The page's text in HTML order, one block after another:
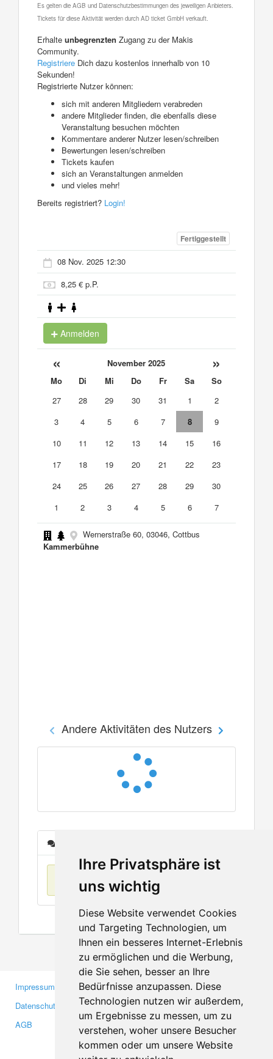
Ihre Privatsphäre ist
uns wichtig
Diese Website verwendet Cookies
und Targeting Technologien, um
Ihnen ein besseres Internet-Erlebnis
zu ermöglichen und die Werbung,
die Sie sehen, besser an Ihre
Bedürfnisse anzupassen. Diese
Technologien nutzen wir außerdem,
um Ergebnisse zu messen, um zu
verstehen, woher unsere Besucher
kommen oder um unsere Website
Es gelten die AGB und Datenschutzbestimmungen des jeweiligen Anbieters.
Tickets für diese Aktivität werden durch AD ticket GmbH verkauft.
Erhalte unbegrenzten Zugang zu der Makis
Community.
Registriere Dich dazu kostenlos innerhalb von 10
Sekunden!
Registrierte Nutzer können:
sich mit anderen Mitgliedern verabreden
andere Mitglieder finden, die ebenfalls diese
Veranstaltung besuchen möchten
Kommentare anderer Nutzer lesen/schreiben
Bewertungen lesen/schreiben
Tickets kaufen
sich an Veranstaltungen anmelden
und vieles mehr!
Bereits registriert? Login!
Fertiggestellt
08 Nov. 2025 12:30
8,25 € p.P.
Anmelden
« November 2025 »
Mo Di Mi Do Fr Sa
So
27
28 29 30 31 1
2
3
4 5 6 7 8
9
10
11 12 13 14 15
16
17
18 19 20 21 22
23
24
25 26 27 28 29
30
1
2 3 4 5 6 7
Wernerstraße 60, 03046, Cottbus
Kammerbühne
Andere Aktivitäten des Nutzers
Keine Einträge
Impressum
Datenschutzerklärung
AGB
Gewerbetreibende
Investoren
Medien